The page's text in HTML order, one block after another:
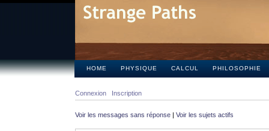
HOME PHYSIQUE CALCUL PHILOSOPHIE
Connexion Inscription
Voir les messages sans réponse | Voir les sujets actifs